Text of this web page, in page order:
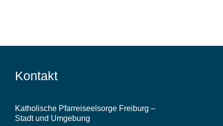
Kontakt
Katholische Pfarreiseelsorge Freiburg –
Stadt und Umgebung